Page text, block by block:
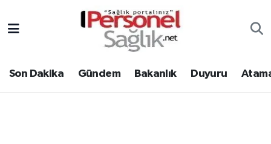
Son Dakika Gündem Bakanlık Duyuru
Gündem
Nöbetçi Eczaneler
Hava Durumu